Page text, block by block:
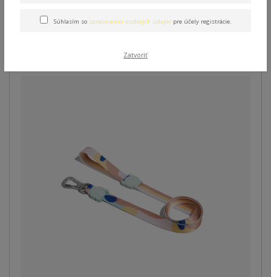
Súhlasím so spracovaním osobných údajovpre účely registrácie.
Zatvoriť